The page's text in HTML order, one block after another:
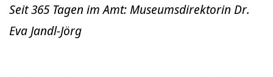
Seit 365 Tagen im Amt: Museumsdirektorin Dr.
Eva Jandl-Jörg